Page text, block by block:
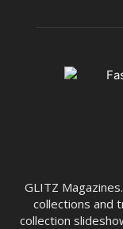
GLITZ
collections and
collection